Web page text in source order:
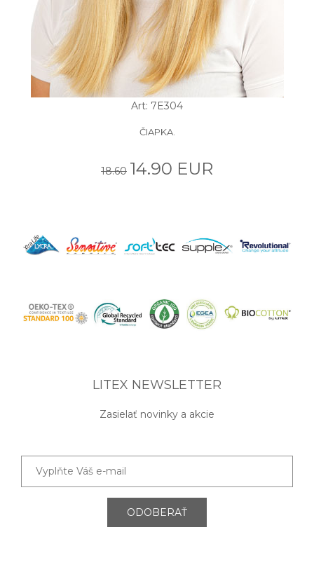
Art: 7E304
ČIAPKA.
18.60 14.90 EUR
LITEX NEWSLETTER
Zasielať novinky a akcie
ODOBERAŤ